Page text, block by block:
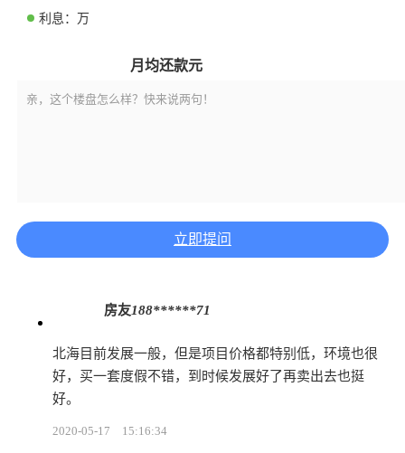
利息：
万
月均还款元
立即提问
房友188******71
北海目前发展一般，但是项目价格都特别低，环境也很
好，买一套度假不错，到时候发展好了再卖出去也挺
好。
2020-05-17 15:16:34